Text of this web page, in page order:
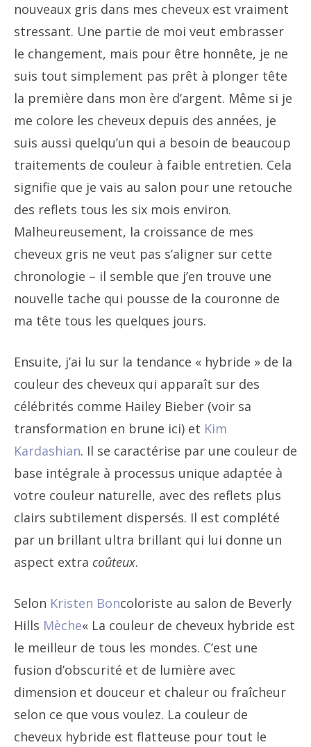
nouveaux gris dans mes cheveux est vraiment
stressant. Une partie de moi veut embrasser
le changement, mais pour être honnête, je ne
suis tout simplement pas prêt à plonger tête
la première dans mon ère d’argent. Même si je
me colore les cheveux depuis des années, je
suis aussi quelqu’un qui a besoin de beaucoup
traitements de couleur à faible entretien. Cela
signifie que je vais au salon pour une retouche
des reflets tous les six mois environ.
Malheureusement, la croissance de mes
cheveux gris ne veut pas s’aligner sur cette
chronologie – il semble que j’en trouve une
nouvelle tache qui pousse de la couronne de
ma tête tous les quelques jours.
Ensuite, j’ai lu sur la tendance « hybride » de la
couleur des cheveux qui apparaît sur des
célébrités comme Hailey Bieber (voir sa
transformation en brune ici) et Kim
Kardashian. Il se caractérise par une couleur de
base intégrale à processus unique adaptée à
votre couleur naturelle, avec des reflets plus
clairs subtilement dispersés. Il est complété
par un brillant ultra brillant qui lui donne un
aspect extra coûteux.
Selon Kristen Boncoloriste au salon de Beverly
Hills Mèche« La couleur de cheveux hybride est
le meilleur de tous les mondes. C’est une
fusion d’obscurité et de lumière avec
dimension et douceur et chaleur ou fraîcheur
selon ce que vous voulez. La couleur de
cheveux hybride est flatteuse pour tout le